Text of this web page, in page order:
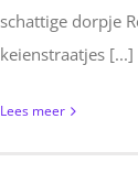
schattige dorpje
keienstraatjes [...]
Lees meer